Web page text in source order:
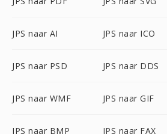
JPS naar AI JPS naar ICO
JPS naar PSD JPS naar DDS
JPS naar WMF JPS naar GIF
JPS naar BMP JPS naar FAX